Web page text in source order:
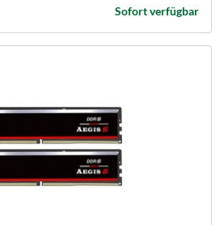
Sofort verfügbar